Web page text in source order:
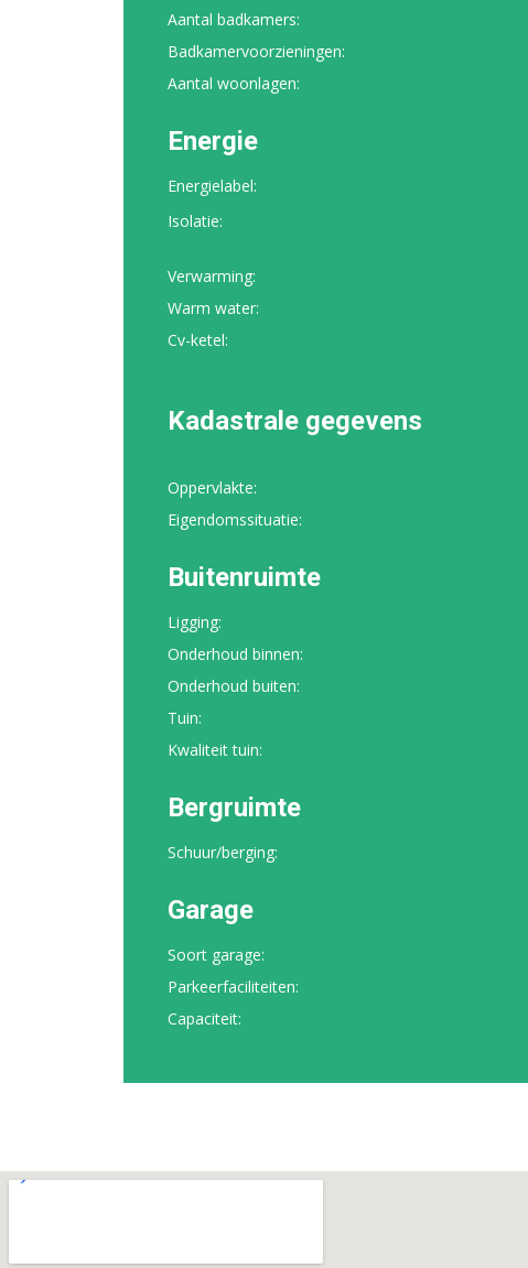
Aantal badkamers:
Badkamervoorzieningen:
Aantal woonlagen:
Energie
Energielabel:
Isolatie:
Verwarming:
Warm water:
Cv-ketel:
Kadastrale gegevens
Oppervlakte:
Eigendomssituatie:
Buitenruimte
Ligging:
Onderhoud binnen:
Onderhoud buiten:
Tuin:
Kwaliteit tuin:
Bergruimte
Schuur/berging:
Garage
Soort garage:
Parkeerfaciliteiten:
Capaciteit: